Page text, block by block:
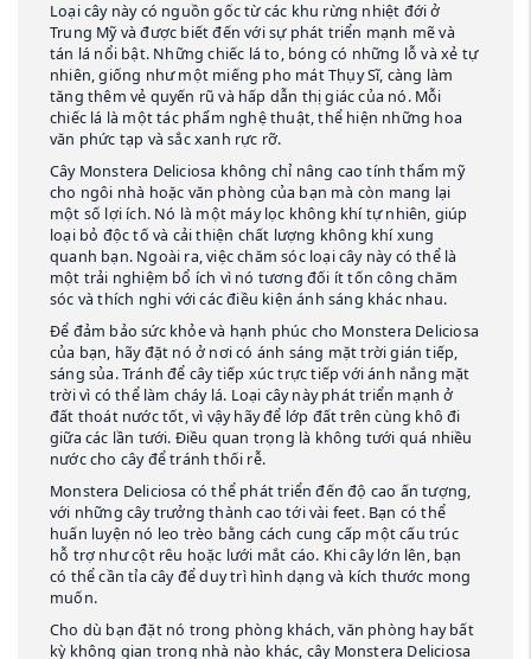
Loại cây này có nguồn gốc từ các khu rừng nhiệt đới ở
Trung Mỹ và được biết đến với sự phát triển mạnh mẽ và
tán lá nổi bật. Những chiếc lá to, bóng có những lỗ và xẻ tự
nhiên, giống như một miếng pho mát Thụy Sĩ, càng làm
tăng thêm vẻ quyến rũ và hấp dẫn thị giác của nó. Mỗi
chiếc lá là một tác phẩm nghệ thuật, thể hiện những hoa
văn phức tạp và sắc xanh rực rỡ.
Cây Monstera Deliciosa không chỉ nâng cao tính thẩm mỹ
cho ngôi nhà hoặc văn phòng của bạn mà còn mang lại
một số lợi ích. Nó là một máy lọc không khí tự nhiên, giúp
loại bỏ độc tố và cải thiện chất lượng không khí xung
quanh bạn. Ngoài ra, việc chăm sóc loại cây này có thể là
một trải nghiệm bổ ích vì nó tương đối ít tốn công chăm
sóc và thích nghi với các điều kiện ánh sáng khác nhau.
Để đảm bảo sức khỏe và hạnh phúc cho Monstera Deliciosa
của bạn, hãy đặt nó ở nơi có ánh sáng mặt trời gián tiếp,
sáng sủa. Tránh để cây tiếp xúc trực tiếp với ánh nắng mặt
trời vì có thể làm cháy lá. Loại cây này phát triển mạnh ở
đất thoát nước tốt, vì vậy hãy để lớp đất trên cùng khô đi
giữa các lần tưới. Điều quan trọng là không tưới quá nhiều
nước cho cây để tránh thối rễ.
Monstera Deliciosa có thể phát triển đến độ cao ấn tượng,
với những cây trưởng thành cao tới vài feet. Bạn có thể
huấn luyện nó leo trèo bằng cách cung cấp một cấu trúc
hỗ trợ như cột rêu hoặc lưới mắt cáo. Khi cây lớn lên, bạn
có thể cần tỉa cây để duy trì hình dạng và kích thước mong
muốn.
Cho dù bạn đặt nó trong phòng khách, văn phòng hay bất
kỳ không gian trong nhà nào khác, cây Monstera Deliciosa